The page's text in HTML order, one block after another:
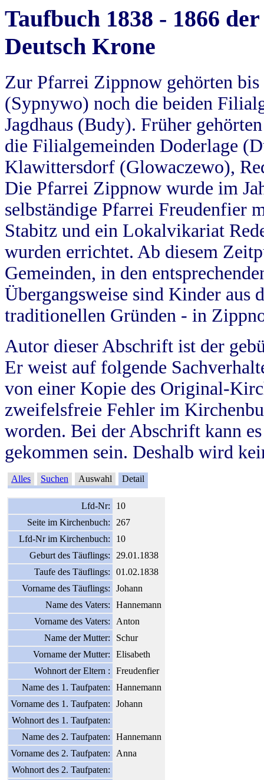
Taufbuch 1838 - 1866
Deutsch Krone
Zur Pfarrei Zippnow gehörten
(Sypnywo) noch die beiden
Jagdhaus (Budy). Früher
die Filialgemeinden Doderlage
Klawittersdorf (Glowaczewo),
Die Pfarrei Zippnow wurde im
selbständige Pfarrei Freudenfier
Stabitz und ein Lokalvikariat
wurden errichtet. Ab diesem
Gemeinden, in den
Übergangsweise sind Kinder aus
traditionellen Gründen - in
Autor dieser Abschrift ist der
Er weist auf folgende
von einer Kopie des Original-
zweifelsfreie Fehler im
worden. Bei der Abschrift kann
gekommen sein. Deshalb wird
Alles Suchen Auswahl Detail
Lfd-Nr:
10
Seite im Kirchenbuch:
267
Lfd-Nr im Kirchenbuch:
10
Geburt des Täuflings:
29.01.1838
Taufe des Täuflings:
01.02.1838
Vorname des Täuflings:
Johann
Name des Vaters:
Hannemann
Vorname des Vaters:
Anton
Name der Mutter:
Schur
Vorname der Mutter:
Elisabeth
Wohnort der Eltern :
Freudenfier
Name des 1. Taufpaten:
Hannemann
Vorname des 1. Taufpaten:
Johann
Wohnort des 1. Taufpaten:
Name des 2. Taufpaten:
Hannemann
Vorname des 2. Taufpaten:
Anna
Wohnort des 2. Taufpaten: